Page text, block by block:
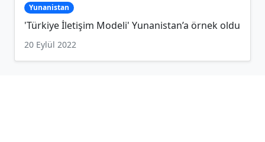
Yunanistan
'Türkiye İletişim Modeli' Yunanistan’a örnek oldu
20 Eylül 2022